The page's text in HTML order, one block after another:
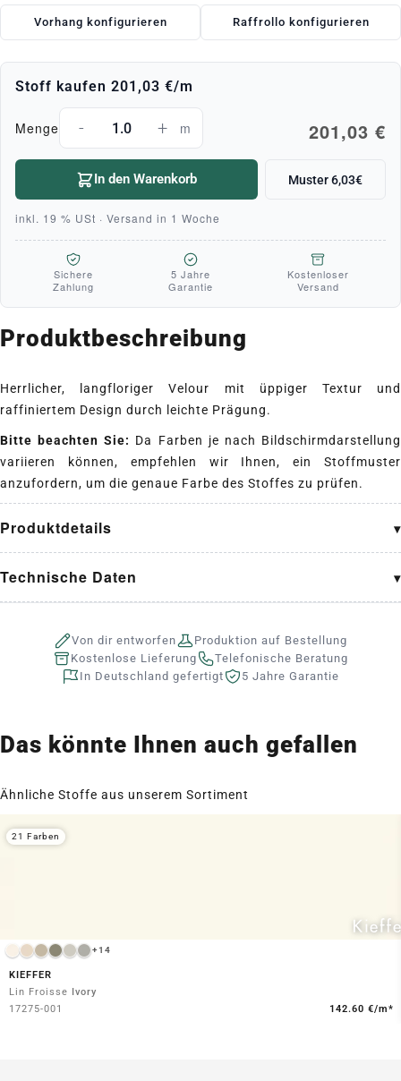
Vorhang konfigurieren Raffrollo konfigurieren
Stoff kaufen 201,03 €/m
Menge - + m 201,03 €
In den Warenkorb Muster 6,03€
inkl. 19 % USt · Versand in 1 Woche
Sichere
Zahlung
5 Jahre
Garantie
Kostenloser
Versand
Produktbeschreibung
Herrlicher, langfloriger Velour mit üppiger Textur und
raffiniertem Design durch leichte Prägung.
Bitte beachten Sie: Da Farben je nach Bildschirmdarstellung
variieren können, empfehlen wir Ihnen, ein Stoffmuster
anzufordern, um die genaue Farbe des Stoffes zu prüfen.
Produktdetails
Technische Daten
Von dir entworfen
Produktion auf Bestellung
Kostenlose Lieferung
Telefonische Beratung
In Deutschland gefertigt
5 Jahre Garantie
Das könnte Ihnen auch gefallen
Ähnliche Stoffe aus unserem Sortiment
+14
KIEFFER
Lin Froisse
Ivory
17275-001
142.60 €/m*
21 Farben